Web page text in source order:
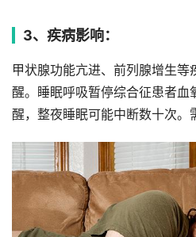
3、疾病影响：
甲状腺功能亢进、前列腺增生等
醒。睡眠呼吸暂停综合征患者血
醒，整夜睡眠可能中断数十次。